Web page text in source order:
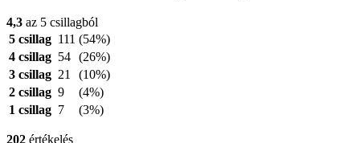
4,3 az 5 csillagból
5 csillag 111 (54%)
4 csillag 54 (26%)
3 csillag 21
(10%)
2 csillag 9
(4%)
1 csillag 7 (3%)
202 értékelés